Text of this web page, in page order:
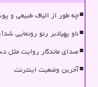
چه طور از الیاف طبیعی و
ناو پهپادبر رنو رونمایی
صدای ماندگار روایت
آخرین وضعیت اینترنت